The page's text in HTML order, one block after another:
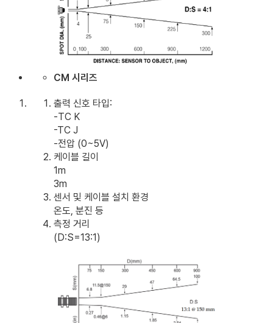
CM 시리즈
출력 신호 타입:
-TC K
-TC J
-전압 (0~5V)
케이블 길이
1m
3m
센서 및 케이블 설치 환경
온도, 분진 등
측정 거리
(D:S=13:1)